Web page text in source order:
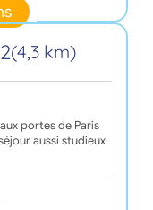
(4,3 km)
portes de Paris
aussi studieux